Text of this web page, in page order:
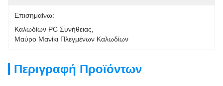
Επισημαίνω:
Καλωδίων PC Συνήθειας
Μαύρο Μανίκι Πλεγμένων Καλωδίων
Περιγραφή Προϊόντων